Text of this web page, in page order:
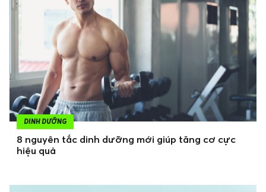
DINH DƯỠNG
8 nguyên tắc dinh dưỡng mới giúp tăng cơ cực
hiệu quả